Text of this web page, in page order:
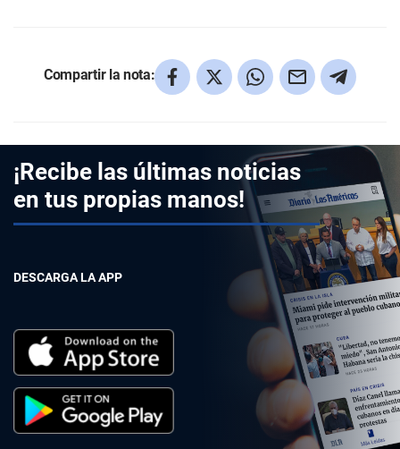
Compartir la nota:
¡Recibe las últimas noticias
en tus propias manos!
DESCARGA LA APP